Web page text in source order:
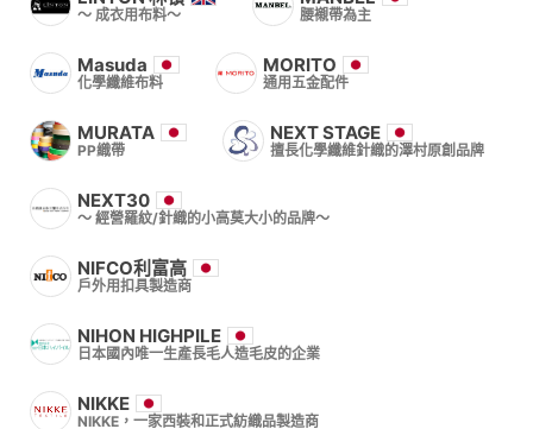
〜 成衣用布料〜 腰襯帶為主
Masuda
化學纖維布料
MORITO
通用五金配件
MURATA
PP織帶
NEXT STAGE
擅長化學纖維針織的澤村原創品牌
NEXT30
〜 經營羅紋/針織的小高莫大小的品牌〜
NIFCO利富高
戶外用扣具製造商
NIHON HIGHPILE
日本國內唯一生產長毛人造毛皮的企業
NIKKE
NIKKE，一家西裝和正式紡織品製造商